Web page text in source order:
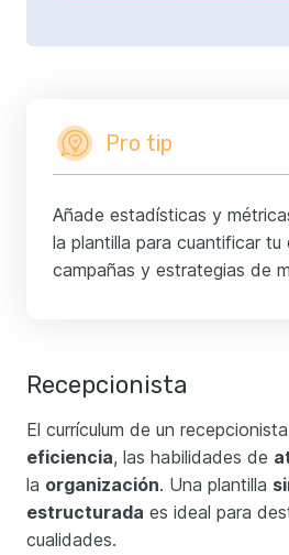
Pro tip
Añade estadísticas y
la plantilla para cuantificar tu
campañas y estrategias de
Recepcionista
El currículum de un
eficiencia, las habilidades de
la organización. Una plantilla
estructurada es ideal para
cualidades.